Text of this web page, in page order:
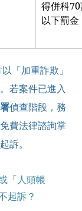
得併科70
以下罰金
「加重詐欺」
若案件已進入
偵查階段，務
費法律諮詢掌
訴。
「人頭帳
起訴？